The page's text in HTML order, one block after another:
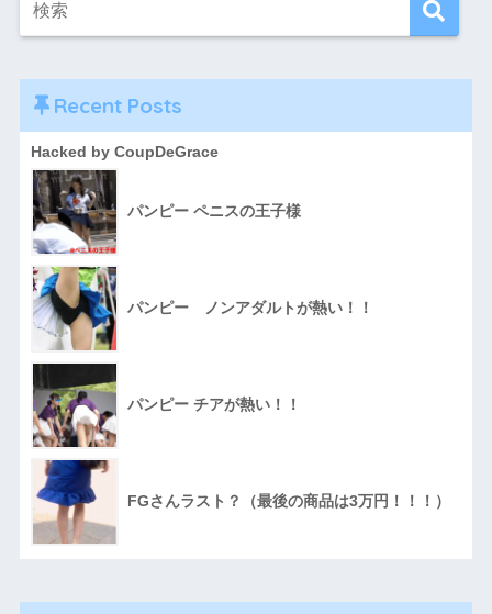
Recent Posts
Hacked by CoupDeGrace
パンピー ペニスの王子様
パンピー ノンアダルトが熱い！！
パンピー チアが熱い！！
FGさんラスト？（最後の商品は3万円！！！）